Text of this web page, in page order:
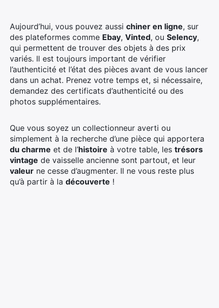
Aujourd’hui, vous pouvez aussi chiner en ligne, sur
des plateformes comme Ebay, Vinted, ou Selency,
qui permettent de trouver des objets à des prix
variés. Il est toujours important de vérifier
l’authenticité et l’état des pièces avant de vous lancer
dans un achat. Prenez votre temps et, si nécessaire,
demandez des certificats d’authenticité ou des
photos supplémentaires.
Que vous soyez un collectionneur averti ou
simplement à la recherche d’une pièce qui apportera
du charme et de l’histoire à votre table, les trésors
vintage de vaisselle ancienne sont partout, et leur
valeur ne cesse d’augmenter. Il ne vous reste plus
qu’à partir à la découverte !